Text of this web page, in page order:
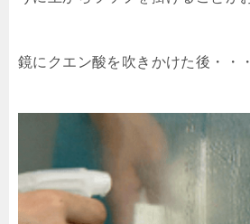
鏡にクエン酸を吹きかけた後・・・